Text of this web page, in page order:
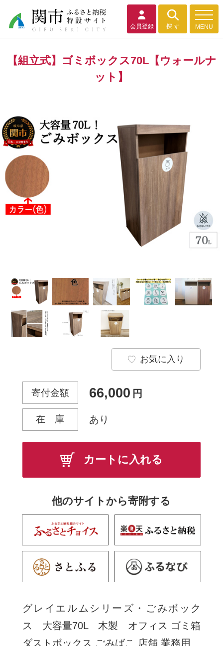
会員登録 探 す MENU
【組立式】ゴミボックス70L【ウォールナ
ット】
お気に入り
グレイエルムシリーズ・ごみボック
ス 大容量70L 木製 オフィス ゴミ箱
ダストボックス ごみばこ 店舗 業務用
寄付金額 66,000 円
在 庫 あり
カートに入れる
他のサイトから寄附する